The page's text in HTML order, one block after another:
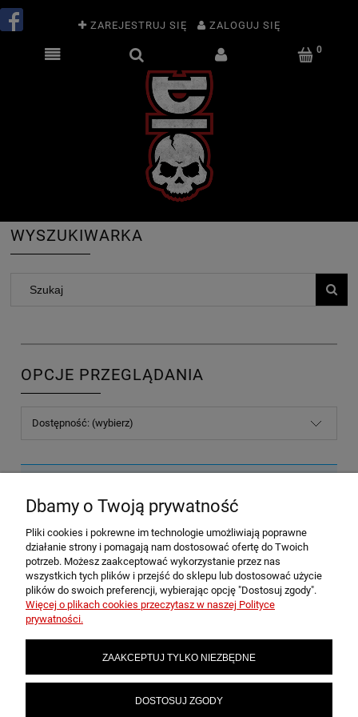
ZAREJESTRUJ SIĘ ZALOGUJ SIĘ
WYSZUKIWARKA
OPCJE PRZEGLĄDANIA
Dostępność: (wybierz)
POMOC
MOJE KONTO
INFORMACJE
Dbamy o Twoją prywatność
Pliki cookies i pokrewne im technologie umożliwiają poprawne
działanie strony i pomagają nam dostosować ofertę do Twoich
potrzeb. Możesz zaakceptować wykorzystanie przez nas
wszystkich tych plików i przejść do sklepu lub dostosować użycie
plików do swoich preferencji, wybierając opcję "Dostosuj zgody".
Więcej o plikach cookies przeczytasz w naszej Polityce
prywatności.
ZAAKCEPTUJ TYLKO NIEZBĘDNE
DOSTOSUJ ZGODY